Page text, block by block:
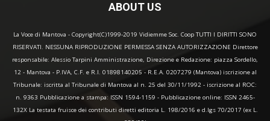
ABOUT US
La Voce di Mantova - Copyright(C)1999-2019 Vidiemme Soc. Coop TUTTI I DIRITTI SONO
RISERVATI. NESSUNA RIPRODUZIONE PERMESSA SENZA AUTORIZZAZIONE Direttore
responsabile: Alessio Tarpini Amministrazione, Direzione e Redazione: piazza Sordello,
12 - Mantova - P.IVA, C.F. e R.I. 01898140205 - R.E.A. 0207279 (Mantova) iscrizione al
Tribunale: iscritta al Tribunale di Mantova al n. 25 del 30/11/1992 - iscrizione al ROC:
n. 9363 Pubblicazione a stampa: ISSN 1594-1159 - Pubblicazione online: ISSN 2465-
132X La testata fruisce dei contributi diretti editoria L. 198/2016 e d.lgs 70/2017 (ex L.